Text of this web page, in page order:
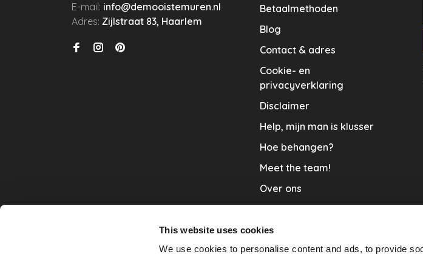
This website uses cookies
We use cookies to personalise content and ads, to provide
E-mail: info@demooistemuren.nl
Adres:Zijlstraat 83, Haarlem
Betaalmethoden
Blog
Contact & adres
Cookie- en
privacyverklaring
Disclaimer
Help, mijn man is klusser
Hoe behangen?
Meet the team!
Over ons
Traplopers en vloerkleden
Vacature